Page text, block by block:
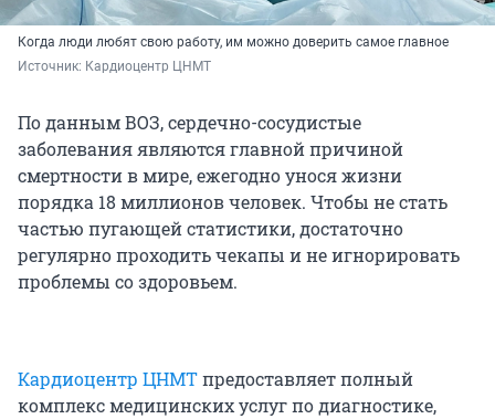
Когда люди любят свою работу, им можно доверить самое главное
Источник: Кардиоцентр ЦНМТ
По данным ВОЗ, сердечно-сосудистые
заболевания являются главной причиной
смертности в мире, ежегодно унося жизни
порядка 18 миллионовчеловек. Чтобы не стать
частью пугающей статистики, достаточно
регулярно проходить чекапы и не игнорировать
проблемы со здоровьем.
Кардиоцентр ЦНМТпредоставляет полный
комплекс медицинских услуг по диагностике,